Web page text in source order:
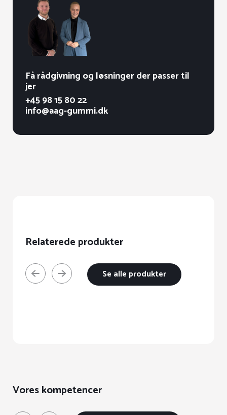
Få rådgivning og løsninger der passer til
jer
+45 98 15 80 22
info@aag-gummi.dk
Relaterede produkter
Se alle produkter
Vores kompetencer